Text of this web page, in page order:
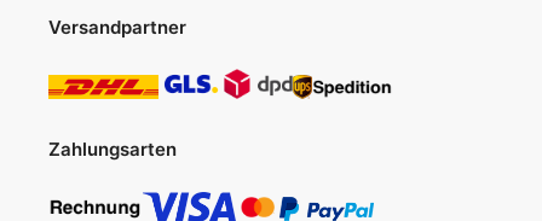
Versandpartner
Zahlungsarten